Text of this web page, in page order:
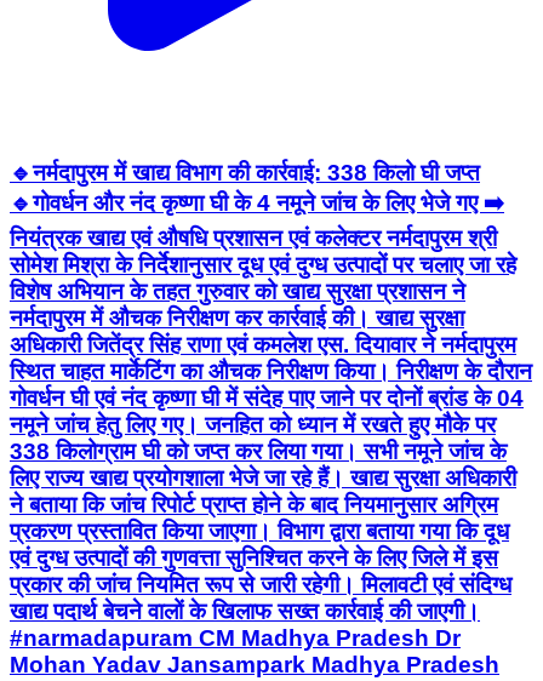
🔹नर्मदापुरम में खाद्य विभाग की कार्रवाई: 338 किलो घी जप्त
🔹गोवर्धन और नंद कृष्णा घी के 4 नमूने जांच के लिए भेजे गए ➡️
नियंत्रक खाद्य एवं औषधि प्रशासन एवं कलेक्टर नर्मदापुरम श्री
सोमेश मिश्रा के निर्देशानुसार दूध एवं दुग्ध उत्पादों पर चलाए जा रहे
विशेष अभियान के तहत गुरुवार को खाद्य सुरक्षा प्रशासन ने
नर्मदापुरम में औचक निरीक्षण कर कार्रवाई की। खाद्य सुरक्षा
अधिकारी जितेंद्र सिंह राणा एवं कमलेश एस. दियावार ने नर्मदापुरम
स्थित चाहत मार्केटिंग का औचक निरीक्षण किया। निरीक्षण के दौरान
गोवर्धन घी एवं नंद कृष्णा घी में संदेह पाए जाने पर दोनों ब्रांड के 04
नमूने जांच हेतु लिए गए। जनहित को ध्यान में रखते हुए मौके पर
338 किलोग्राम घी को जप्त कर लिया गया। सभी नमूने जांच के
लिए राज्य खाद्य प्रयोगशाला भेजे जा रहे हैं। खाद्य सुरक्षा अधिकारी
ने बताया कि जांच रिपोर्ट प्राप्त होने के बाद नियमानुसार अग्रिम
प्रकरण प्रस्तावित किया जाएगा। विभाग द्वारा बताया गया कि दूध
एवं दुग्ध उत्पादों की गुणवत्ता सुनिश्चित करने के लिए जिले में इस
प्रकार की जांच नियमित रूप से जारी रहेगी। मिलावटी एवं संदिग्ध
खाद्य पदार्थ बेचने वालों के खिलाफ सख्त कार्रवाई की जाएगी।
#narmadapuram CM Madhya Pradesh Dr
Mohan Yadav Jansampark Madhya Pradesh